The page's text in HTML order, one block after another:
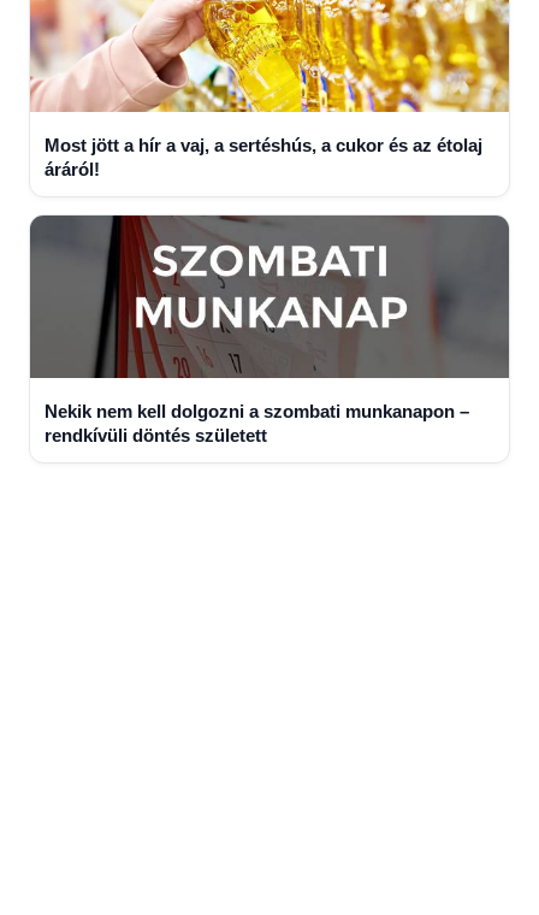
Most jött a hír a vaj, a sertéshús, a cukor és az étolaj
áráról!
Nekik nem kell dolgozni a szombati munkanapon –
rendkívüli döntés született